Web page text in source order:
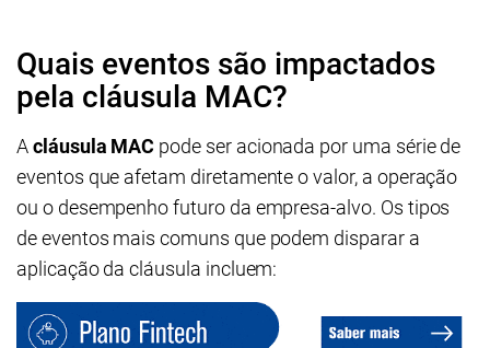
Quais eventos são impactados
pela cláusula MAC?
Acláusula MAC pode ser acionada por uma série de
eventos que afetam diretamente o valor, a operação
ou o desempenho futuro da empresa-alvo. Os tipos
de eventos mais comuns que podem disparar a
aplicação da cláusula incluem: